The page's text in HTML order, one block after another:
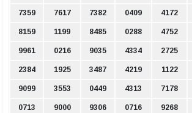
7359 7617 7382 0409 4172
8159 1199 8485 0288 4752
9961 0216 9035 4334 2725
2384 1925 3487 4219 1122
9099 3553 0449 4313 7178
0713 9000 9306 0716 9268